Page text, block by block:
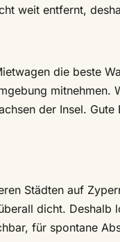
weit entfernt,
die beste
der Insel.
Städten auf
dicht. Deshalb
für spontane